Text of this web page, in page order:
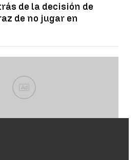
de la decisión de
de no jugar en
Ad